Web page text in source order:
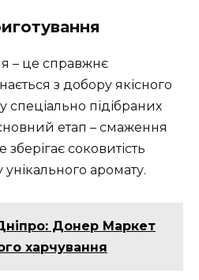
– це справжнє
з добору якісного
спеціально підібраних
етап – смаження
соковитість
аромату.
Донер Маркет
харчування